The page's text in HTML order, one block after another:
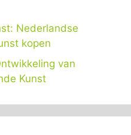
Nederlandse
kopen
van
Kunst